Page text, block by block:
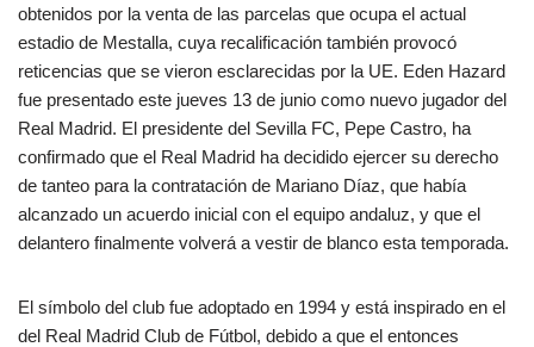
obtenidos por la venta de las parcelas que ocupa el actual
estadio de Mestalla, cuya recalificación también provocó
reticencias que se vieron esclarecidas por la UE. Eden Hazard
fue presentado este jueves 13 de junio como nuevo jugador del
Real Madrid. El presidente del Sevilla FC, Pepe Castro, ha
confirmado que el Real Madrid ha decidido ejercer su derecho
de tanteo para la contratación de Mariano Díaz, que había
alcanzado un acuerdo inicial con el equipo andaluz, y que el
delantero finalmente volverá a vestir de blanco esta temporada.
El símbolo del club fue adoptado en 1994 y está inspirado en el
del Real Madrid Club de Fútbol, debido a que el entonces